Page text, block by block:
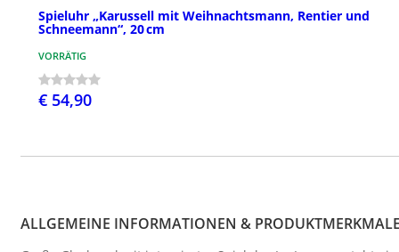
Spieluhr „Karussell mit Weihnachtsmann, Rentier und
Schneemann“, 20 cm
VORRÄTIG
€ 54,90
ALLGEMEINE INFORMATIONEN &